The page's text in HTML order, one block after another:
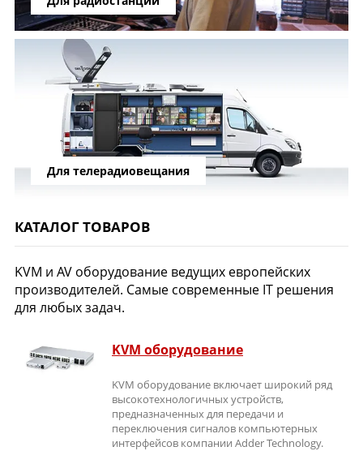
Для телерадиовещания
КАТАЛОГ ТОВАРОВ
KVM и AV оборудование ведущих европейских
производителей. Самые современные IT решения
для любых задач.
KVM оборудование
KVM оборудование включает широкий ряд
высокотехнологичных устройств,
предназначенных для передачи и
переключения сигналов компьютерных
интерфейсов компании Adder Technology.